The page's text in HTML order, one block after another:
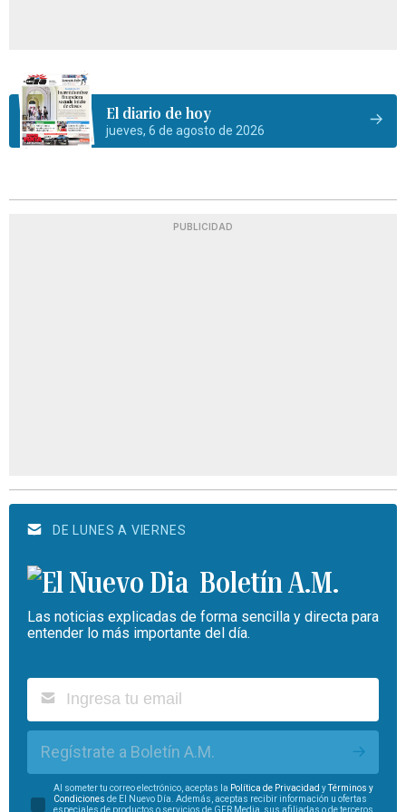
El diario de hoy
jueves, 6 de agosto de 2026
PUBLICIDAD
DE LUNES A VIERNES
Boletín A.M.
Las noticias explicadas de forma sencilla y directa para
entender lo más importante del día.
Regístrate a Boletín A.M.
Al someter tu correo electrónico, aceptas la Política de Privacidad yTérminos y
Condiciones de El Nuevo Día. Además, aceptas recibir información u ofertas
especiales de productos o servicios de GFR Media, sus afiliadas o de terceros.